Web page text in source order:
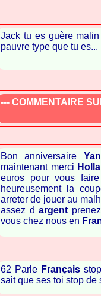
Jack tu es guère
pauvre type que tu es...
--- COMMENTAIRE
Bon anniversaire
maintenant merci
euros pour vous
heureusement la
arreter de jouer au
assez dargent
vous chez nous en
62 Parle Français
sait que ses toi stop